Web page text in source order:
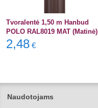
Tvoralentė 1,50 m Hanbud
POLO RAL8019 MAT (Matinė)
2,48 €
Naudotojams